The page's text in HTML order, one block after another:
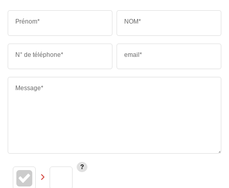
Prénom* NOM*
N° de téléphone* email*
Message*